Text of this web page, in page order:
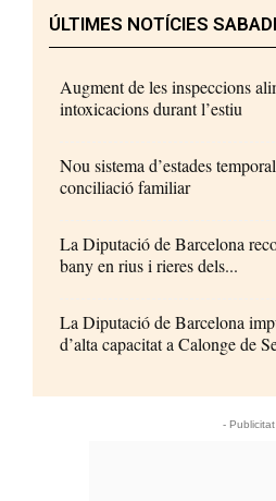
ÚLTIMES NOTÍCIES
Augment de les inspeccions
intoxicacions durant l’estiu
Nou sistema d’estades
conciliació familiar
La Diputació de Barcelona
bany en rius i rieres dels...
La Diputació de Barcelona
d’alta capacitat a Calonge de
- Publicitat